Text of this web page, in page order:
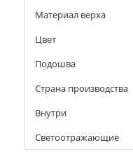
Материал верха
Цвет
Подошва
Страна производства
Внутри
Светоотражающие